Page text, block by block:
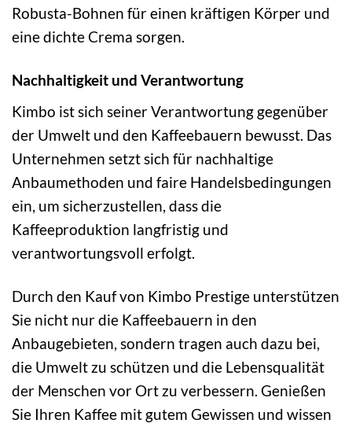
Robusta-Bohnen für einen kräftigen Körper und
eine dichte Crema sorgen.
Nachhaltigkeit und Verantwortung
Kimbo ist sich seiner Verantwortung gegenüber
der Umwelt und den Kaffeebauern bewusst. Das
Unternehmen setzt sich für nachhaltige
Anbaumethoden und faire Handelsbedingungen
ein, um sicherzustellen, dass die
Kaffeeproduktion langfristig und
verantwortungsvoll erfolgt.
Durch den Kauf von Kimbo Prestige unterstützen
Sie nicht nur die Kaffeebauern in den
Anbaugebieten, sondern tragen auch dazu bei,
die Umwelt zu schützen und die Lebensqualität
der Menschen vor Ort zu verbessern. Genießen
Sie Ihren Kaffee mit gutem Gewissen und wissen